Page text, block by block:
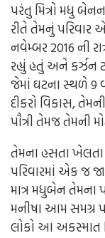
પરંતુ મિત્રો મધુ
રીતે તેમનું પરિવાર
નવેમ્બર 2016 ની
રહ્યું હતું અને કર્ઝન
જેમાં ઘટના સ્થળે 9
દીકરો વિકાસ,
પૌત્રી તેમજ તેમની
તેમના હસતા
પરિવારમાં એક જ
માત્ર મધુબેન તેમના
મનીષા આમ સમગ્ર
લોકો આ અકસ્માત